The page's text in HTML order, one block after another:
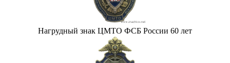
Нагрудный знак ЦМТО ФСБ России 60 лет